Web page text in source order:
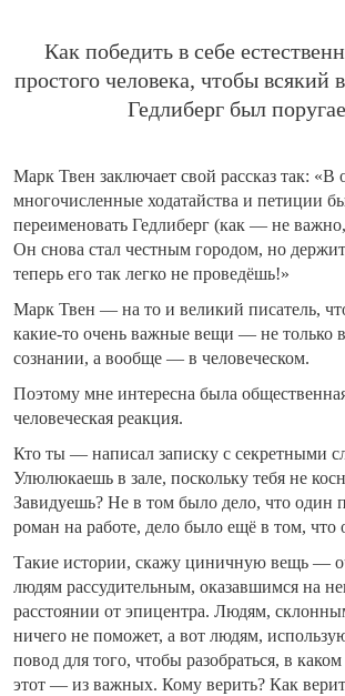
Как победить в себе
простого человека, чтобы всякий
Гедлиберг был
Марк Твен заключает свой рассказ так: «В
многочисленные ходатайства и петиции
переименовать Гедлиберг (как — не
Он снова стал честным городом, но
теперь его так легко не проведёшь!»
Марк Твен — на то и великий писатель,
какие-то очень важные вещи — не только
сознании, а вообще — в человеческом.
Поэтому мне интересна была
человеческая реакция.
Кто ты — написал записку с секретными
Улюлюкаешь в зале, поскольку тебя не
Завидуешь? Не в том было дело, что один
роман на работе, дело было ещё в том, что
Такие истории, скажу циничную вещь —
людям рассудительным, оказавшимся на
расстоянии от эпицентра. Людям,
ничего не поможет, а вот людям,
повод для того, чтобы разобраться, в
этот — из важных. Кому верить? Как